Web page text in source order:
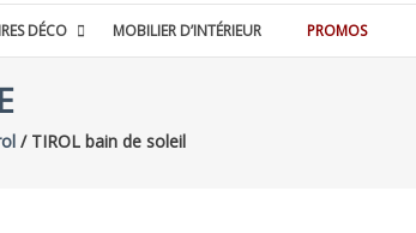
DÉCO MOBILIER D’INTÉRIEUR PROMOS
/ TIROL bain de soleil